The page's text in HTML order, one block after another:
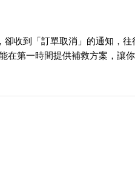
收到「訂單取消」的通知，往
在第一時間提供補救方案，讓